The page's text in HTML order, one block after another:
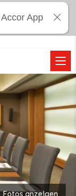
Fotos anzeigen
App